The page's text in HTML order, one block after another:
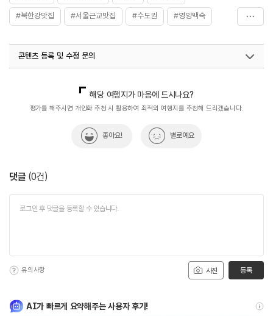
#북한강맛집 #서울근교맛집 #수도권 #영양백숙
#한식
콘텐츠 등록 및 수정 문의
해당 여행지가 마음에 드시나요?
평가를 해주시면 개인화 추천 시 활용하여 최적의 여행지를 추천해 드리겠습니다.
좋아요! 별로예요
댓글 (0건)
사진
유의사항 등록
AI가 빠르게 요약해주는 사용자 후기!